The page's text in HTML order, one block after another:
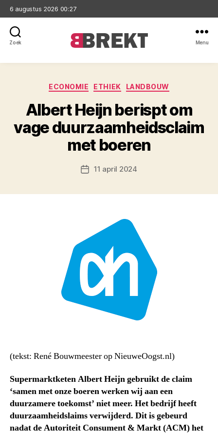
6 augustus 2026 00:27
Zoek Menu
Categorieën
ECONOMIE ETHIEK LANDBOUW
Albert Heijn berispt om
vage duurzaamheidsclaim
met boeren
Berichtdatum
11 april 2024
(tekst: René Bouwmeester op NieuweOogst.nl)
Supermarktketen Albert Heijn gebruikt de claim
‘samen met onze boeren werken wij aan een
duurzamere toekomst’ niet meer. Het bedrijf heeft
duurzaamheidslaims verwijderd. Dit is gebeurd
nadat de Autoriteit Consument & Markt (ACM) het